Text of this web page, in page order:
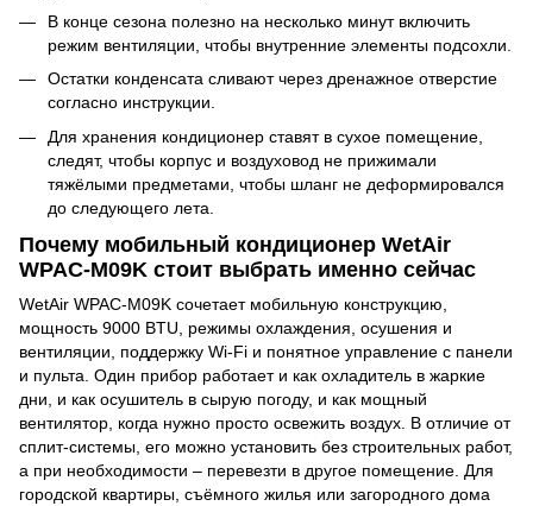
В конце сезона полезно на несколько минут включить
режим вентиляции, чтобы внутренние элементы подсохли.
Остатки конденсата сливают через дренажное отверстие
согласно инструкции.
Для хранения кондиционер ставят в сухое помещение,
следят, чтобы корпус и воздуховод не прижимали
тяжёлыми предметами, чтобы шланг не деформировался
до следующего лета.
Почему мобильный кондиционер WetAir
WPAC-M09K стоит выбрать именно сейчас
WetAir WPAC-M09K сочетает мобильную конструкцию,
мощность 9000 BTU, режимы охлаждения, осушения и
вентиляции, поддержку Wi-Fi и понятное управление с панели
и пульта. Один прибор работает и как охладитель в жаркие
дни, и как осушитель в сырую погоду, и как мощный
вентилятор, когда нужно просто освежить воздух. В отличие от
сплит-системы, его можно установить без строительных работ,
а при необходимости – перевезти в другое помещение. Для
городской квартиры, съёмного жилья или загородного дома